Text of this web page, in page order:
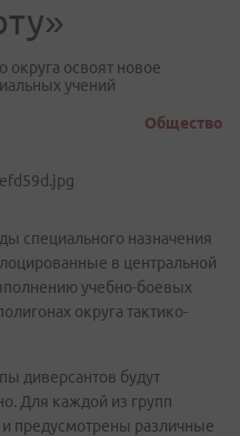
округа освоят новое
учений
Общество
специального назначения
в центральной
учебно-боевых
округа тактико-
диверсантов будут
Для каждой из групп
предусмотрены различные